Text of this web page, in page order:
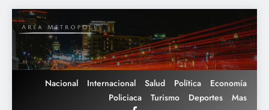
Saltar
al
contenido
Nacional Internacional Salud Política
Economía
Policiaca
Turismo Deportes Mas